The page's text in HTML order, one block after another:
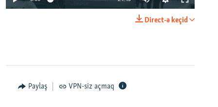
Direct-ə keçid
Paylaş VPN-siz açmaq